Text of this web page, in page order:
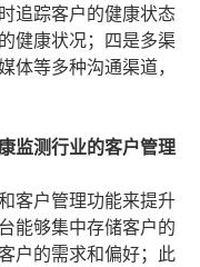
追踪客户的健康状态
健康状况；四是多渠
体等多种沟通渠道，
监测行业的客户管理
客户管理功能来提升
能够集中存储客户的
户的需求和偏好；此